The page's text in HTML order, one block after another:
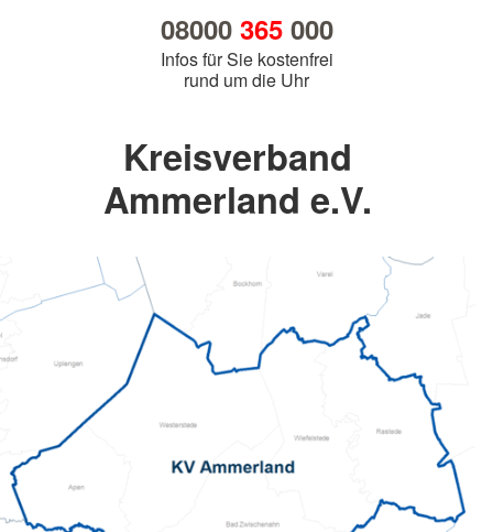
08000 365000
Infos für Sie kostenfrei
rund um die Uhr
Kreisverband
Ammerland e.V.